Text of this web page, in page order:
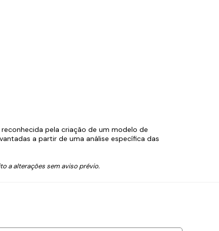
pela criação de um modelo de
a partir de uma análise específica das
a alterações sem aviso prévio.